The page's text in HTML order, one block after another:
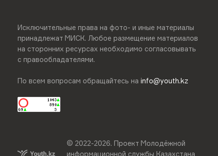
Исключительные права на фото- и иные материалы
принадлежат МИСК. Любое размещение материалов
на сторонних ресурсах необходимо согласовывать
с правообладателями.
По всем вопросам обращайтесь на info@youth.kz
© 2022-2026.Проект Молодёжной
информационной службы Казахстана